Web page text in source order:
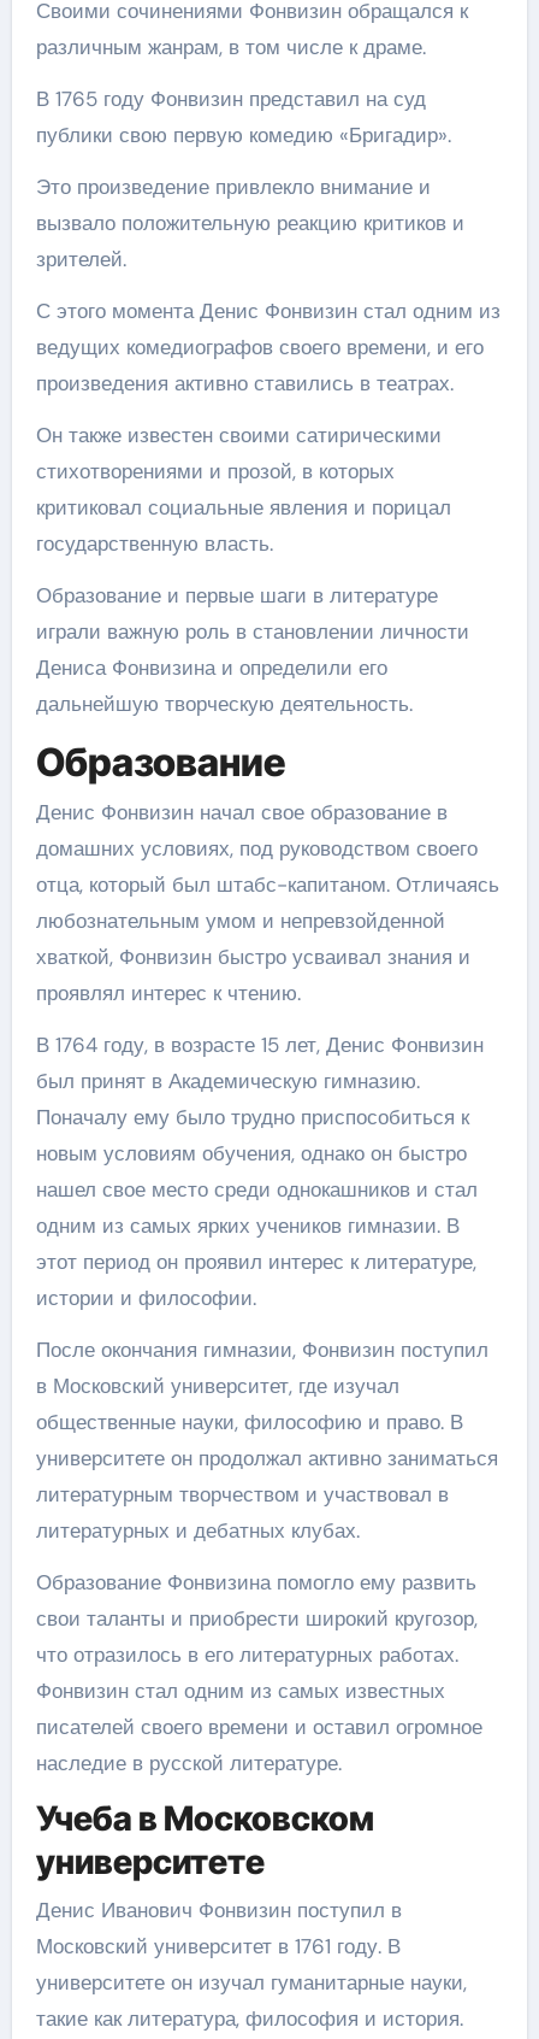
Своими сочинениями Фонвизин обращался к
различным жанрам, в том числе к драме.
В 1765 году Фонвизин представил на суд
публики свою первую комедию «Бригадир».
Это произведение привлекло внимание и
вызвало положительную реакцию критиков и
зрителей.
С этого момента Денис Фонвизин стал одним из
ведущих комедиографов своего времени, и его
произведения активно ставились в театрах.
Он также известен своими сатирическими
стихотворениями и прозой, в которых
критиковал социальные явления и порицал
государственную власть.
Образование и первые шаги в литературе
играли важную роль в становлении личности
Дениса Фонвизина и определили его
дальнейшую творческую деятельность.
Образование
Денис Фонвизин начал свое образование в
домашних условиях, под руководством своего
отца, который был штабс-капитаном. Отличаясь
любознательным умом и непревзойденной
хваткой, Фонвизин быстро усваивал знания и
проявлял интерес к чтению.
В 1764 году, в возрасте 15 лет, Денис Фонвизин
был принят в Академическую гимназию.
Поначалу ему было трудно приспособиться к
новым условиям обучения, однако он быстро
нашел свое место среди однокашников и стал
одним из самых ярких учеников гимназии. В
этот период он проявил интерес к литературе,
истории и философии.
После окончания гимназии, Фонвизин поступил
в Московский университет, где изучал
общественные науки, философию и право. В
университете он продолжал активно заниматься
литературным творчеством и участвовал в
литературных и дебатных клубах.
Образование Фонвизина помогло ему развить
свои таланты и приобрести широкий кругозор,
что отразилось в его литературных работах.
Фонвизин стал одним из самых известных
писателей своего времени и оставил огромное
наследие в русской литературе.
Учеба в Московском
университете
Денис Иванович Фонвизин поступил в
Московский университет в 1761 году. В
университете он изучал гуманитарные науки,
такие как литература, философия и история.